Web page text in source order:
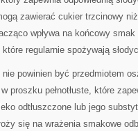
zawierać cukier trzcinowy
wpływa na końcowy
regularnie spożywają
powinien być przedmiotem
proszku pełnotłuste, które
odtłuszczone lub jego
się na wrażenia smakowe